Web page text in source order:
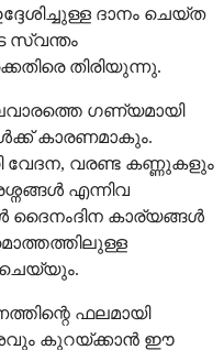
ദാനം ചെയ്ത
സ്വന്തം
തിരിയുന്നു.
ഗണ്യമായി
കാരണമാകും.
വേദന, വരണ്ട കണ്ണുകളും
എന്നിവ
കാര്യങ്ങൾ
ഫലമായി
കുറയ്ക്കാൻ ഈ